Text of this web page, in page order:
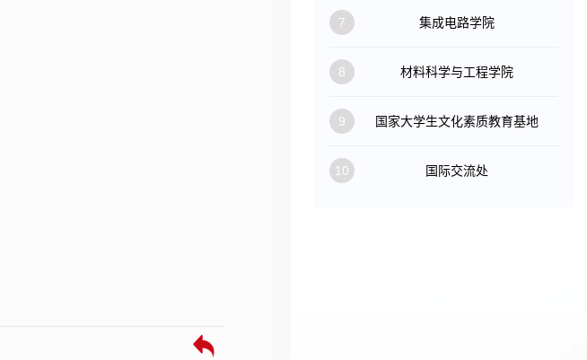
7 集成电路学院
8 材料科学与工程学院
9 国家大学生文化素质教育基地
10 国际交流处